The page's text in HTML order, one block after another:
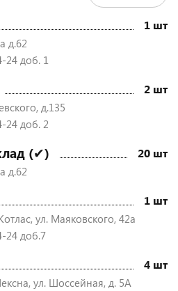
1 шт
д.62
24 доб. 1
2 шт
д.135
24 доб. 2
(✔) 20 шт
д.62
1 шт
ул. Маяковского, 42а
24 доб.7
4 шт
ул. Шоссейная, д. 5А